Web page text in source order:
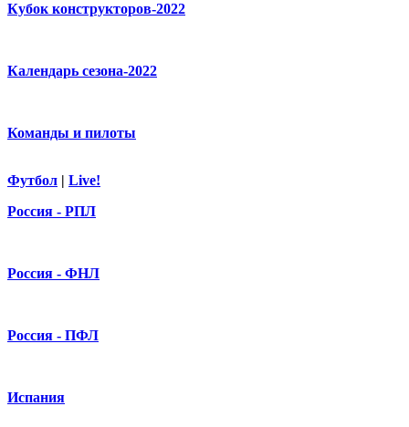
Кубок конструкторов-2022
Календарь сезона-2022
Команды и пилоты
Футбол | Live!
Россия - РПЛ
Россия - ФНЛ
Россия - ПФЛ
Испания